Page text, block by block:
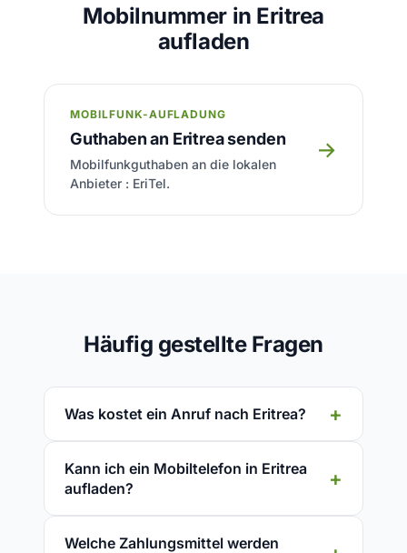
Mobilnummer in Eritrea
aufladen
MOBILFUNK-AUFLADUNG
Guthaben an Eritrea senden
Mobilfunkguthaben an die lokalen
Anbieter : EriTel.
→
Häufig gestellte Fragen
Was kostet ein Anruf nach Eritrea?
Kann ich ein Mobiltelefon in Eritrea
aufladen?
Welche Zahlungsmittel werden